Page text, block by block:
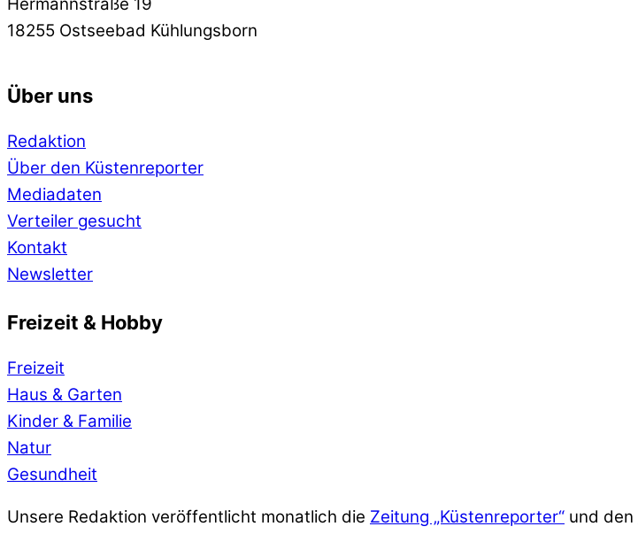
Hermannstraße 19
18255 Ostseebad Kühlungsborn
Über uns
Redaktion
Über den Küstenreporter
Mediadaten
Verteiler gesucht
Kontakt
Newsletter
Freizeit & Hobby
Freizeit
Haus & Garten
Kinder & Familie
Natur
Gesundheit
Unsere Redaktion veröffentlicht monatlich die Zeitung „Küstenreporter“ und den